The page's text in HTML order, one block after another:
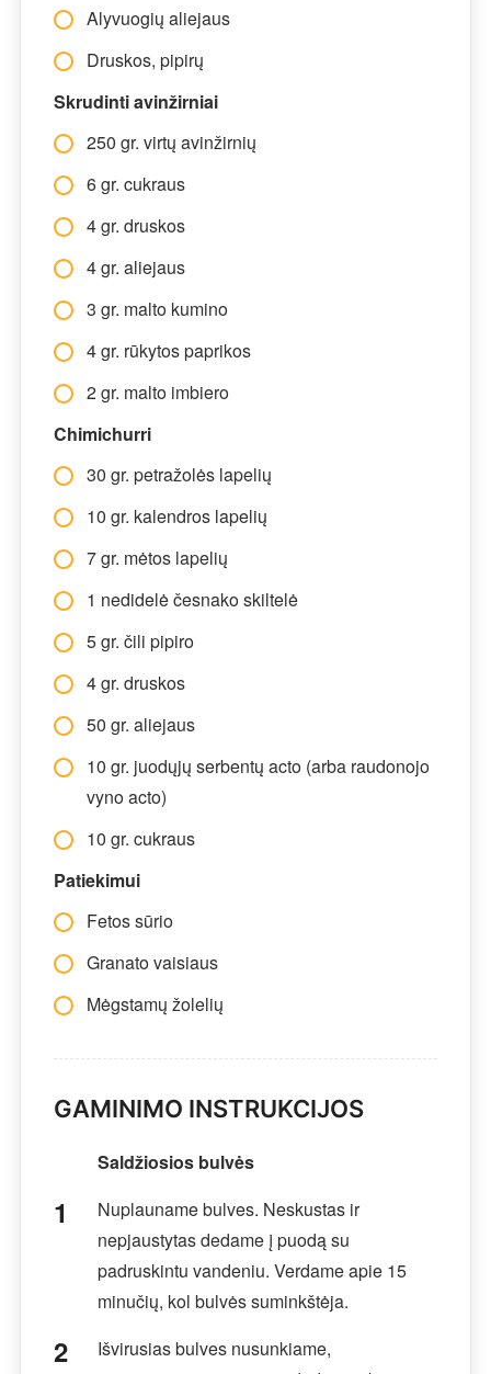
Alyvuogių aliejaus
Druskos, pipirų
Skrudinti avinžirniai
250 gr. virtų avinžirnių
6 gr. cukraus
4 gr. druskos
4 gr. aliejaus
3 gr. malto kumino
4 gr. rūkytos paprikos
2 gr. malto imbiero
Chimichurri
30 gr. petražolės lapelių
10 gr. kalendros lapelių
7 gr. mėtos lapelių
1 nedidelė česnako skiltelė
5 gr. čili pipiro
4 gr. druskos
50 gr. aliejaus
10 gr. juodųjų serbentų acto (arba raudonojo
vyno acto)
10 gr. cukraus
Patiekimui
Fetos sūrio
Granato vaisiaus
Mėgstamų žolelių
GAMINIMO INSTRUKCIJOS
Saldžiosios bulvės
Nuplauname bulves. Neskustas ir
nepjaustytas dedame į puodą su
padruskintu vandeniu. Verdame apie 15
minučių, kol bulvės suminkštėja.
Išvirusias bulves nusunkiame,